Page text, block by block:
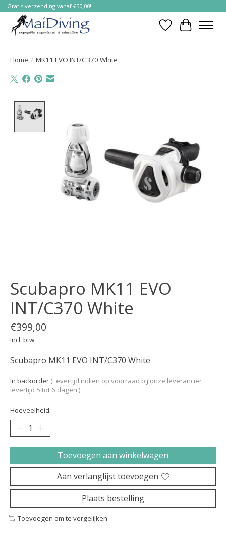
Gratis verzending vanaf €50,00!
Verlanglijst
Home / MK11 EVO INT/C370 White
Scubapro MK11 EVO
INT/C370 White
€399,00
Incl. btw
Scubapro MK11 EVO INT/C370 White
In backorder (Levertijd:indien op voorraad bij onze leverancier
levertijd 5 tot 6 dagen )
Hoeveelheid:
Toevoegen aan winkelwagen
Aan verlanglijst toevoegen
Plaats bestelling
Toevoegen om te vergelijken